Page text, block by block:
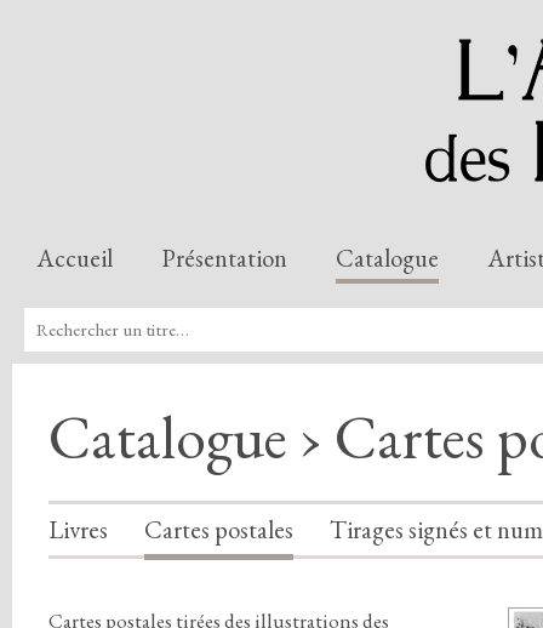
Accueil Présentation Catalogue
Catalogue › Cartes
Livres Cartes postales Tirages signés et
Cartes postales tirées des illustrations des